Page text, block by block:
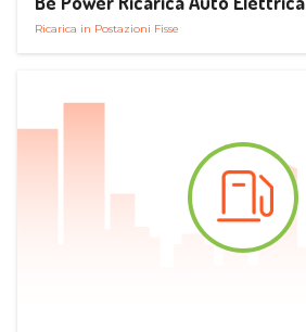
Ricarica in Postazioni Fisse